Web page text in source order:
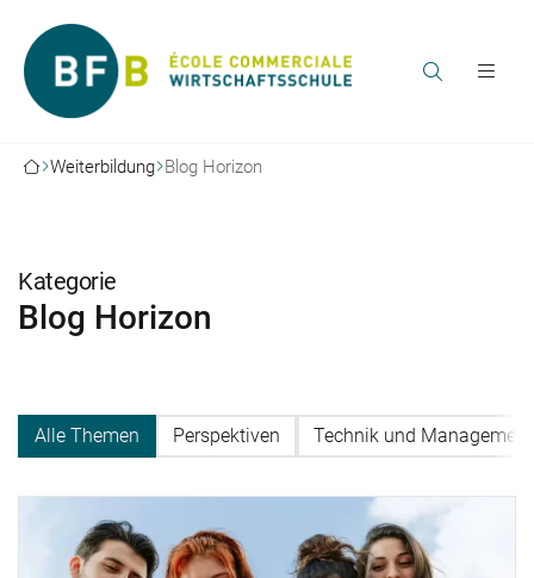
Weiterbildung Blog Horizon
Kategorie
Blog Horizon
Alle Themen Perspektiven Technik und Management